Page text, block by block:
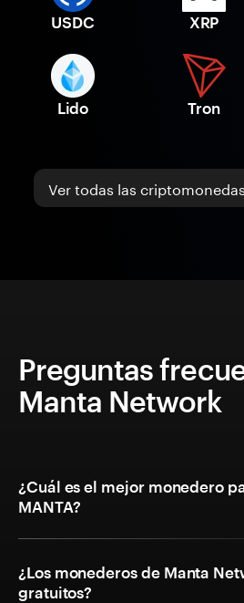
USDC XRP
Lido Tron
Ver todas las
Preguntas
Manta Network
¿Cuál es el mejor monedero
MANTA?
¿Los monederos de Manta
gratuitos?